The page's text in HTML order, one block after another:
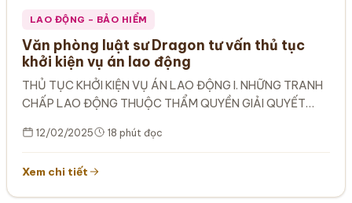
LAO ĐỘNG – BẢO HIỂM
Văn phòng luật sư Dragon tư vấn thủ tục
khởi kiện vụ án lao động
THỦ TỤC KHỞI KIỆN VỤ ÁN LAO ĐỘNG I. NHỮNG TRANH
CHẤP LAO ĐỘNG THUỘC THẨM QUYỀN GIẢI QUYẾT
12/02/2025 18 phút đọc
Xem chi tiết